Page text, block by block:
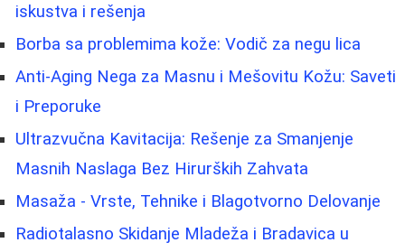
iskustva i rešenja
Borba sa problemima kože: Vodič za negu lica
Anti-Aging Nega za Masnu i Mešovitu Kožu: Saveti
i Preporuke
Ultrazvučna Kavitacija: Rešenje za Smanjenje
Masnih Naslaga Bez Hirurških Zahvata
Masaža - Vrste, Tehnike i Blagotvorno Delovanje
Radiotalasno Skidanje Mladeža i Bradavica u